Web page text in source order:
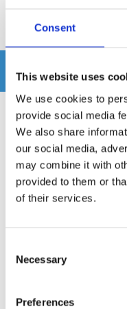
Consent
This website uses
We use cookies to
provide social media
We also share
our social media,
may combine it with
provided to them or
of their services.
Selection
Necessary
Preferences
Relaterade